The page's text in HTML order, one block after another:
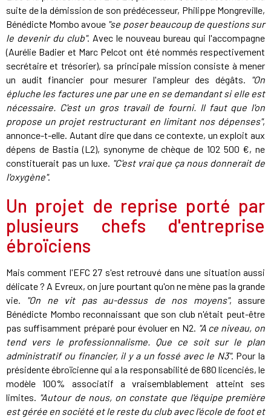
suite de la démission de son prédécesseur, Philippe Mongreville,
Bénédicte Mombo avoue "se poser beaucoup de questions sur
le devenir du club". Avec le nouveau bureau qui l'accompagne
(Aurélie Badier et Marc Pelcot ont été nommés respectivement
secrétaire et trésorier), sa principale mission consiste à mener
un audit financier pour mesurer l'ampleur des dégâts.
"On
épluche les factures une par une en se demandant si elle est
nécessaire. C'est un gros travail de fourni. Il faut que l'on
propose un projet restructurant en limitant nos dépenses",
annonce-t-elle. Autant dire que dans ce contexte, un exploit aux
dépens de Bastia (L2), synonyme de chèque de 102 500 €, ne
constituerait pas un luxe. "C'est vrai que ça nous donnerait de
l'oxygène".
Un projet de reprise porté par
plusieurs chefs d'entreprise
ébroïciens
Mais comment l'EFC 27 s'est retrouvé dans une situation aussi
délicate ? A Evreux, on jure pourtant qu'on ne mène pas la grande
vie. "On ne vit pas au-dessus de nos moyens", assure
Bénédicte Mombo reconnaissant que son club n'était peut-être
pas suffisamment préparé pour évoluer en N2. "A ce niveau, on
tend vers le professionnalisme. Que ce soit sur le plan
administratif ou financier, il y a un fossé avec le N3". Pour la
présidente ébroïcienne qui a la responsabilité de 680 licenciés, le
modèle 100% associatif a vraisemblablement atteint ses
limites. "Autour de nous, on constate que l'équipe première
est gérée en société et le reste du club avec l'école de foot et